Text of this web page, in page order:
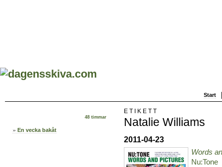
Start
48 timmar
En vecka bakåt
ETIKETT
Natalie Williams
2011-04-23
Words
Nu:Tone